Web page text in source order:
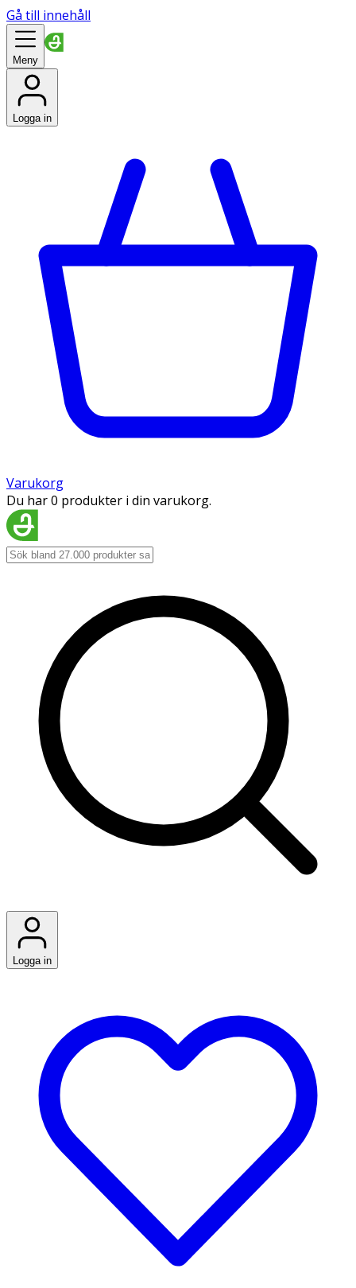
Gå till innehåll
Meny
Logga in
Varukorg
Du har 0 produkter i din varukorg.
Logga in